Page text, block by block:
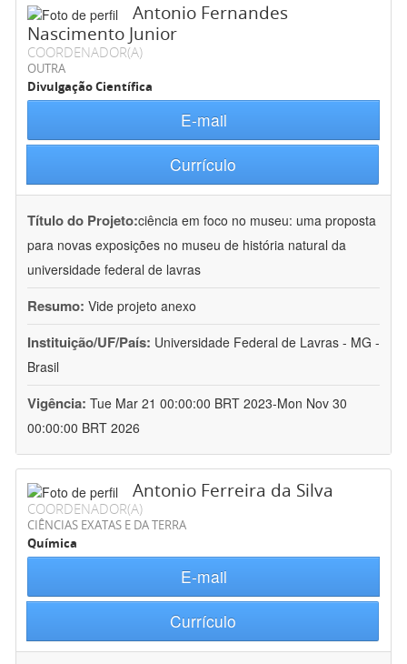
Antonio Fernandes
Nascimento Junior
COORDENADOR(A)
OUTRA
Divulgação Científica
E-mail
Currículo
Título do Projeto:ciência em foco no museu: uma proposta
para novas exposições no museu de história natural da
universidade federal de lavras
Resumo: Vide projeto anexo
Instituição/UF/País: Universidade Federal de Lavras - MG -
Brasil
Vigência: Tue Mar 21 00:00:00 BRT 2023-Mon Nov 30
00:00:00 BRT 2026
Antonio Ferreira da Silva
COORDENADOR(A)
CIÊNCIAS EXATAS E DA TERRA
Química
E-mail
Currículo